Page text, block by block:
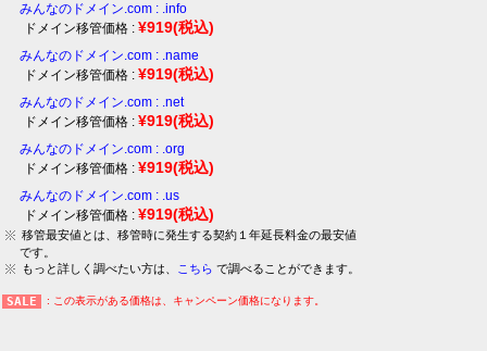
みんなのドメイン.com : .info
ドメイン移管価格 : ¥919(税込)
みんなのドメイン.com : .name
ドメイン移管価格 : ¥919(税込)
みんなのドメイン.com : .net
ドメイン移管価格 : ¥919(税込)
みんなのドメイン.com : .org
ドメイン移管価格 : ¥919(税込)
みんなのドメイン.com : .us
ドメイン移管価格 : ¥919(税込)
移管最安値とは、移管時に発生する契約１年延長料金の最安値
です。
もっと詳しく調べたい方は、
こちら で調べることができます。
: この表示がある価格は、キャンペーン価格になります。